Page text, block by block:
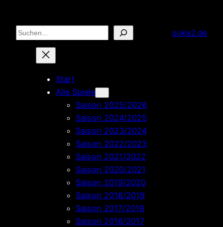
Inhalt
springen
Suchen soke2.de
Start
Alle Spiele
Saison 2025/2026
Saison 2024/2025
Saison 2023/2024
Saison 2022/2023
Saison 2021/2022
Saison 2020/2021
Saison 2019/2020
Saison 2018/2019
Saison 2017/2018
Saison 2016/2017